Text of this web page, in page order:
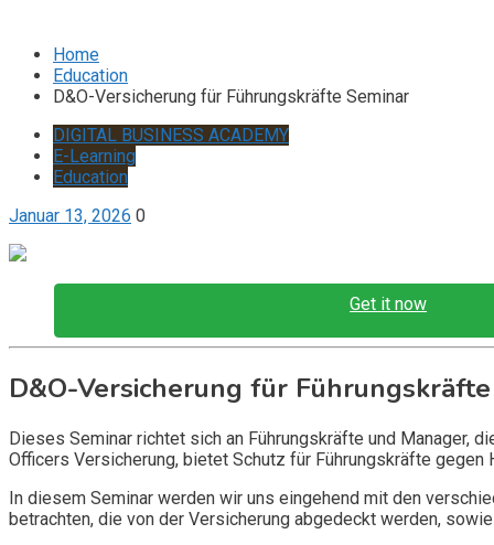
Home
Education
D&O-Versicherung für Führungskräfte Seminar
DIGITAL BUSINESS ACADEMY
E-Learning
Education
Januar 13, 2026 0
Get it now
D&O-Versicherung für
Dieses Seminar richtet sich an Führungskräfte und Manager,
Officers Versicherung, bietet Schutz für Führungskräfte
In diesem Seminar werden wir uns eingehend mit den
betrachten, die von der Versicherung abgedeckt werden,